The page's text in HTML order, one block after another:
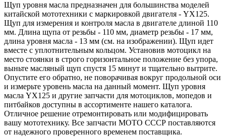
Щуп уровня масла предназначен для большинства моделей
китайской мототехники с маркировкой двигателя - YX125.
Щуп для измерения и контроля масла в двигателе длиной 110
мм. Длина щупа от резьбы - 110 мм, диаметр резьбы - 17 мм,
длина уровня масла - 13 мм (см. на изображении). Щуп идет
вместе с уплотнительным кольцом. Установив мотоцикл на
место стоянки в строго горизонтальное положение без упора,
выньте масляный щуп спустя 15 минут и тщательно вытрите.
Опустите его обратно, не поворачивая вокруг продольной оси
и измерьте уровень масла на данный момент. Щуп уровня
масла YX125 и другие запчасти для мотоциклов, мопедов и
питбайков доступны в ассортименте нашего каталога.
Отличное решение отремонтировать или модифицировать
вашу мототехнику. Все запчасти МОТО СССР поставляются
от надежного проверенного временем поставщика.